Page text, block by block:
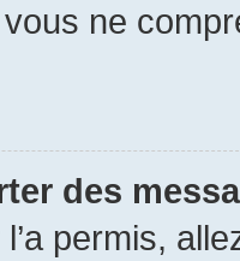
vous ne
des
l’a permis,